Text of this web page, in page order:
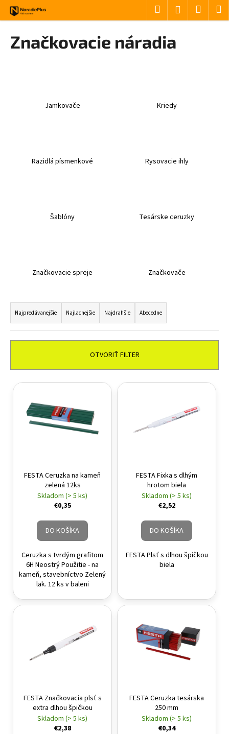
Prejsť na obsah HľadaťPrihlásenie
Značkovacie náradia
Jamkovače Kriedy
Razidlá písmenkové Rysovacie ihly
Šablóny Tesárske ceruzky
Značkovacie spreje Značkovače
Radenie produktov
Najpredávanejšie Najlacnejšie Najdrahšie Abecedne
OTVORIŤ FILTER
Výpis produktov
FESTA Ceruzka na kameň
zelená 12ks
Skladom (> 5 ks)
€0,35
DO KOŠÍKA
Ceruzka s tvrdým grafitom
6H Neostrý Použitie - na
kameň, stavebníctvo Zelený
lak. 12 ks v baleni
FESTA Fixka s dlhým
hrotom biela
Skladom (> 5 ks)
€2,52
DO KOŠÍKA
FESTA Plsť s dlhou špičkou
biela
FESTA Značkovacia plsť s
extra dlhou špičkou
Skladom (> 5 ks)
€2,38
FESTA Ceruzka tesárska
250 mm
Skladom (> 5 ks)
€0,34
Košík